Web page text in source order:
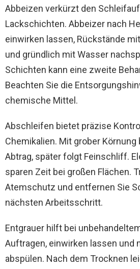
Abbeizen verkürzt den
Lackschichten. Abbeizer nach
einwirken lassen, Rückstände
und gründlich mit Wasser
Schichten kann eine zweite
Beachten Sie die
chemische Mittel.
Abschleifen bietet präzise
Chemikalien. Mit grober Körnung
Abtrag, später folgt Feinschliff.
sparen Zeit bei großen Flächen.
Atemschutz und entfernen Sie
nächsten Arbeitsschritt.
Entgrauer hilft bei
Auftragen, einwirken lassen und
abspülen. Nach dem Trocknen